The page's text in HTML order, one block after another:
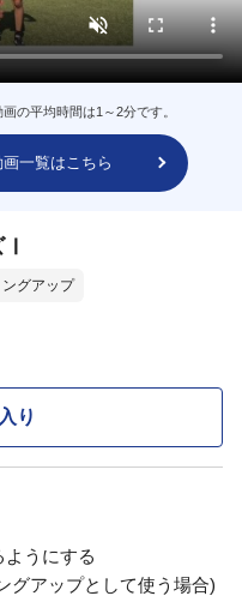
の平均時間は1～2分です。
一覧はこちら
グアップ
り
ようにする
グアップとして使う場合)